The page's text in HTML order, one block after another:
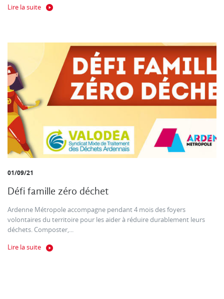
Lire la suite
01/09/21
Défi famille zéro déchet
Ardenne Métropole accompagne pendant 4 mois des foyers
volontaires du territoire pour les aider à réduire durablement leurs
déchets. Composter,...
Lire la suite